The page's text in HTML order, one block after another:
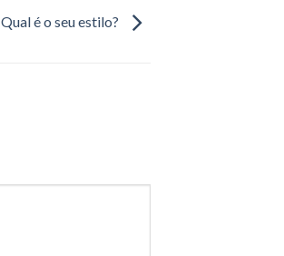
Qual é o seu estilo?